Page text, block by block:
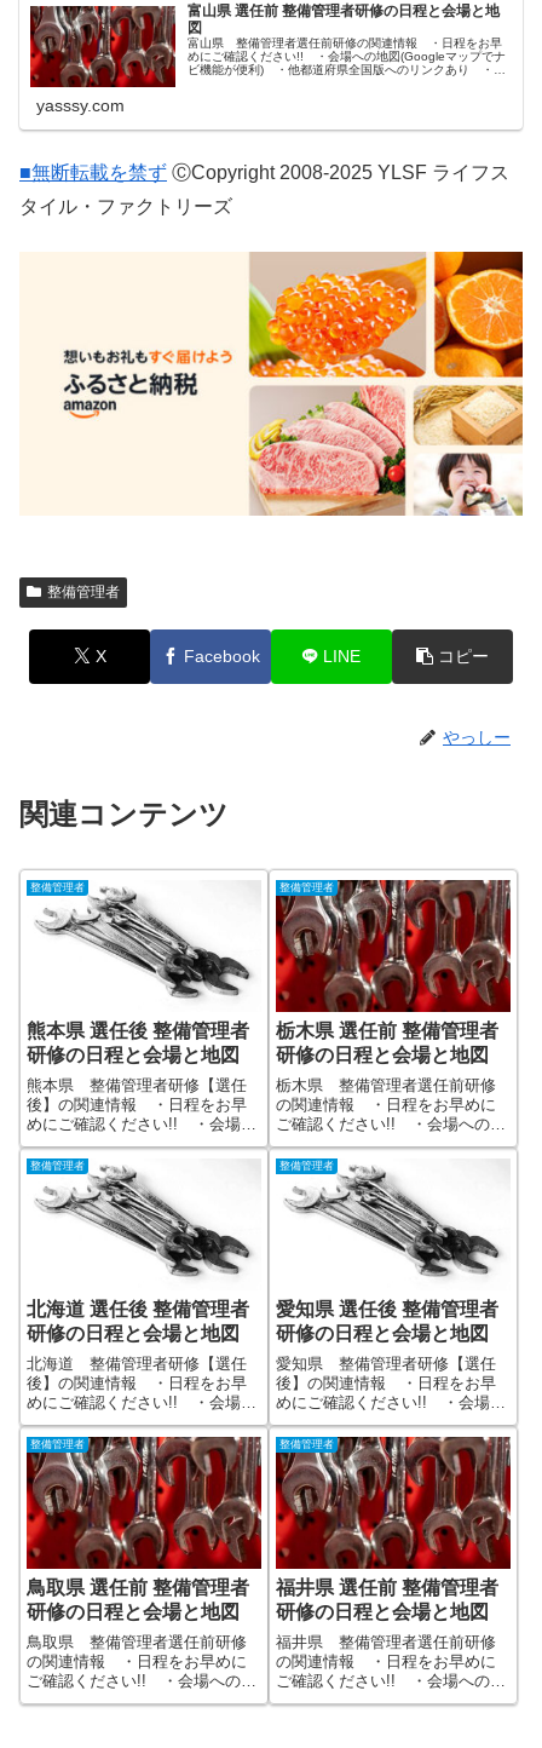
富山県 選任前 整備管理者研修の日程と会場と地
図
富山県 整備管理者選任前研修の関連情報 ・日程をお早
めにご確認ください!! ・会場への地図(Googleマップでナ
ビ機能が便利) ・他都道府県全国版へのリンクあり ・運
yasssy.com
■無断転載を禁ず ⒸCopyright 2008-2025 YLSF ライフス
タイル・ファクトリーズ
整備管理者
X Facebook LINE コピー
やっしー
関連コンテンツ
整備管理者
熊本県 選任後 整備管理者
研修の日程と会場と地図
熊本県 整備管理者研修【選任
後】の関連情報 ・日程をお早
めにご確認ください!! ・会場へ
の地図(Googleマップでナビ機能
が便利) ・他都道府県全国版へ
のリンクあり ・運輸局や関連
協会への参照リンク充実 【選
任後の定期講習です】
整備管理者
栃木県 選任前 整備管理者
研修の日程と会場と地図
栃木県 整備管理者選任前研修
の関連情報 ・日程をお早めに
ご確認ください!! ・会場への地
図(Googleマップでナビ機能が便
利) ・他都道府県全国版へのリ
ンクあり ・運輸局や関連協会
への参照リンク充実
整備管理者
北海道 選任後 整備管理者
研修の日程と会場と地図
北海道 整備管理者研修【選任
後】の関連情報 ・日程をお早
めにご確認ください!! ・会場へ
の地図(Googleマップでナビ機能
が便利) ・他都道府県全国版へ
のリンクあり ・運輸局や関連
協会への参照リンク充実 【選
任後の定期講習です】
整備管理者
愛知県 選任後 整備管理者
研修の日程と会場と地図
愛知県 整備管理者研修【選任
後】の関連情報 ・日程をお早
めにご確認ください!! ・会場へ
の地図(Googleマップでナビ機能
が便利) ・他都道府県全国版へ
のリンクあり ・運輸局や関連
協会への参照リンク充実 【選
任後の定期講習です】
整備管理者
鳥取県 選任前 整備管理者
研修の日程と会場と地図
鳥取県 整備管理者選任前研修
の関連情報 ・日程をお早めに
ご確認ください!! ・会場への地
図(Googleマップでナビ機能が便
整備管理者
福井県 選任前 整備管理者
研修の日程と会場と地図
福井県 整備管理者選任前研修
の関連情報 ・日程をお早めに
ご確認ください!! ・会場への地
図(Googleマップでナビ機能が便